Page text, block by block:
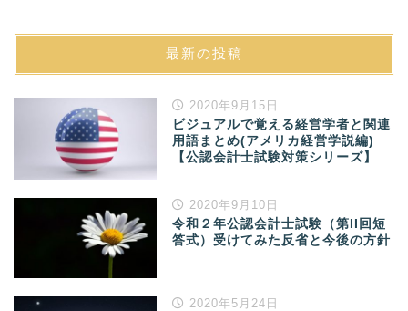
最新の投稿
2020年9月15日
ビジュアルで覚える経営学者と関連
用語まとめ(アメリカ経営学説編)
【公認会計士試験対策シリーズ】
2020年9月10日
令和２年公認会計士試験（第II回短
答式）受けてみた反省と今後の方針
2020年5月24日